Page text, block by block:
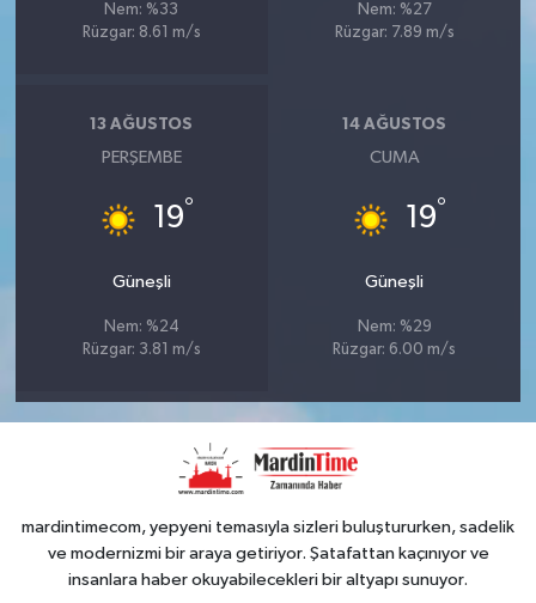
Nem: %33
Rüzgar: 8.61 m/s
Nem: %27
Rüzgar: 7.89 m/s
13 AĞUSTOS
PERŞEMBE
19°
Güneşli
Nem: %24
Rüzgar: 3.81 m/s
14 AĞUSTOS
CUMA
19°
Güneşli
Nem: %29
Rüzgar: 6.00 m/s
mardintimecom, yepyeni temasıyla sizleri buluştururken, sadelik
ve modernizmi bir araya getiriyor. Şatafattan kaçınıyor ve
insanlara haber okuyabilecekleri bir altyapı sunuyor.